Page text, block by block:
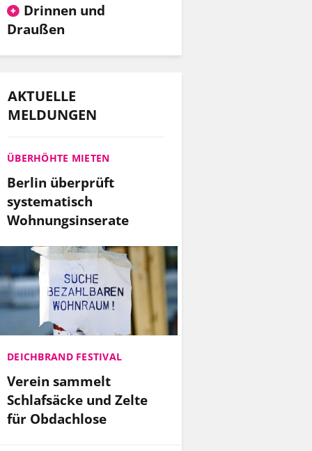
Drinnen und
Draußen
AKTUELLE
MELDUNGEN
ÜBERHÖHTE MIETEN
Berlin überprüft
systematisch
Wohnungsinserate
DEICHBRAND FESTIVAL
Verein sammelt
Schlafsäcke und Zelte
für Obdachlose